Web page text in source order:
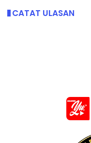
CATAT ULASAN